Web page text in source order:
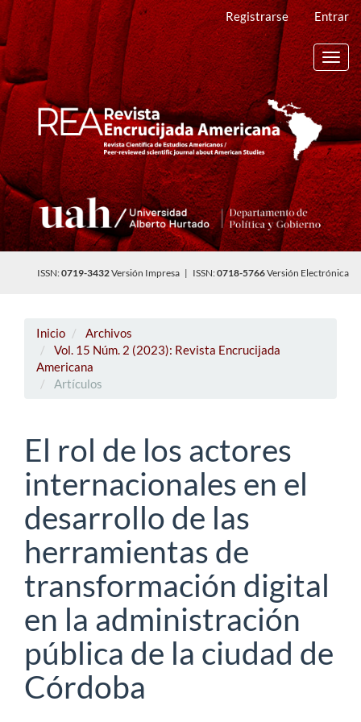
Navegación
principal
Contenido
principal
Barra
lateral
Registrarse Entrar
ISSN:0719-3432Versión Impresa | ISSN:0718-5766Versión Electrónica
Inicio
Archivos
Vol. 15 Núm. 2 (2023): Revista Encrucijada
Americana
Artículos
El rol de los actores
internacionales en el
desarrollo de las
herramientas de
transformación digital
en la administración
pública de la ciudad de
Córdoba